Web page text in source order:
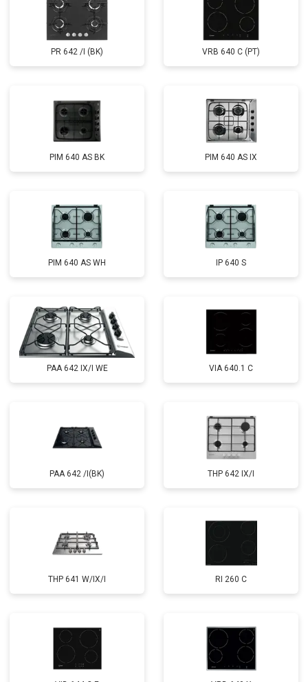
PR 642 /I (BK) VRB 640 C (PT)
PIM 640 AS BK PIM 640 AS IX
PIM 640 AS WH IP 640 S
PAA 642 IX/I WE VIA 640.1 C
PAA 642 /I(BK) THP 642 IX/I
THP 641 W/IX/I RI 260 C